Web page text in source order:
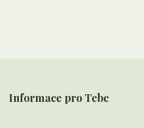
Informace pro Tebe